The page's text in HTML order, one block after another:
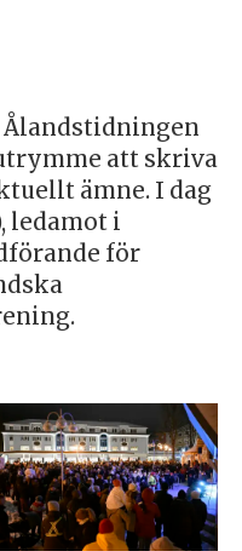
Ålandstidningen
att skriva
ämne. I dag
ledamot i
för